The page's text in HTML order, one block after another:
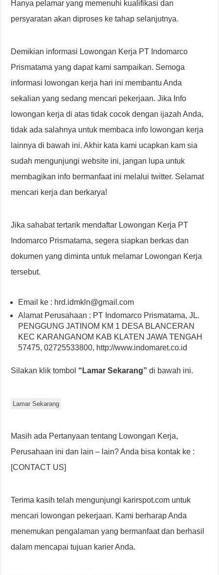
Hanya pelamar yang memenuhi kualifikasi dan
persyaratan akan diproses ke tahap selanjutnya.
Demikian informasi Lowongan Kerja PT Indomarco
Prismatama yang dapat kami sampaikan. Semoga
informasi lowongan kerja hari ini membantu Anda
sekalian yang sedang mencari pekerjaan. Jika Info
lowongan kerja di atas tidak cocok dengan ijazah Anda,
tidak ada salahnya untuk membaca info lowongan kerja
lainnya di bawah ini. Akhir kata kami ucapkan kam sia
sudah mengunjungi website ini, jangan lupa untuk
membagikan info bermanfaat ini melalui twitter. Selamat
mencari kerja dan berkarya!
Jika sahabat tertarik mendaftar Lowongan Kerja PT
Indomarco Prismatama, segera siapkan berkas dan
dokumen yang diminta untuk melamar Lowongan Kerja
tersebut.
Email ke : hrd.idmkln@gmail.com
Alamat Perusahaan : PT Indomarco Prismatama, JL.
PENGGUNG JATINOM KM 1 DESA BLANCERAN
KEC KARANGANOM KAB KLATEN JAWA TENGAH
57475, 02725533800, http://www.indomaret.co.id
Silakan klik tombol “Lamar Sekarang” di bawah ini.
Lamar Sekarang
Masih ada Pertanyaan tentang Lowongan Kerja,
Perusahaan ini dan lain – lain? Anda bisa kontak ke :
[CONTACT US]
Terima kasih telah mengunjungi karirspot.com untuk
mencari lowongan pekerjaan. Kami berharap Anda
menemukan pengalaman yang bermanfaat dan berhasil
dalam mencapai tujuan karier Anda.